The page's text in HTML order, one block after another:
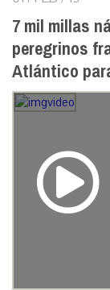
7 mil millas
peregrinos
Atlántico